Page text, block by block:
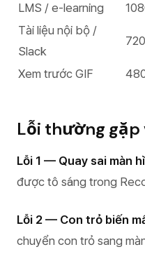
LMS / e-learning
Tài liệu nội bộ /
Slack
Xem trước GIF
Lỗi thường gặp
Lỗi 1 — Quay sai màn
được tô sáng trong
Lỗi 2 — Con trỏ biến
chuyển con trỏ sang